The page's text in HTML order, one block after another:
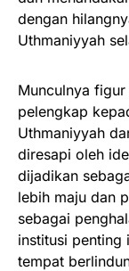
dengan
Uthmaniyyah
Munculnya
pelengkap
Uthmaniyyah
diresapi oleh
dijadikan
lebih maju dan
sebagai
institusi penting
tempat